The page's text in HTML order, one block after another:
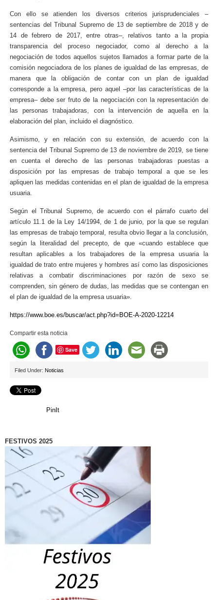
Con ello se atienden los diversos criterios jurisprudenciales –
sentencias del Tribunal Supremo de 13 de septiembre de 2018 y de
14 de febrero de 2017, entre otras–, relativos tanto a la propia
transparencia del proceso negociador, como al derecho a la
negociación de todos aquellos sujetos llamados a formar parte de la
comisión negociadora de los planes de igualdad de las empresas, de
manera que la obligación de contar con un plan de igualdad
corresponde a la empresa, pero aquel –por las características de la
empresa– debe ser fruto de la negociación con la representación de
las personas trabajadoras, con la intervención de aquella en la
elaboración del plan, incluido el diagnóstico.
Asimismo, y en relación con su extensión, de acuerdo con la
sentencia del Tribunal Supremo de 13 de noviembre de 2019, se tiene
en cuenta el derecho de las personas trabajadoras puestas a
disposición por las empresas de trabajo temporal a que se les
apliquen las medidas contenidas en el plan de igualdad de la empresa
usuaria.
Según el Tribunal Supremo, de acuerdo con el párrafo cuarto del
artículo 11.1 de la Ley 14/1994, de 1 de junio, por la que se regulan
las empresas de trabajo temporal, resulta obvio llegar a la conclusión,
según la literalidad del precepto, de que «cuando establece que
resultan aplicables a los trabajadores de la empresa usuaria la
igualdad de trato entre mujeres y hombres así como las disposiciones
relativas a combatir discriminaciones por razón de sexo se
comprenden, sin género de dudas, las medidas que se contengan en
el plan de igualdad de la empresa usuaria».
https://www.boe.es/buscar/act.php?id=BOE-A-2020-12214
Compartir esta noticia
Save
Filed Under: Noticias
PinIt
FESTIVOS 2025